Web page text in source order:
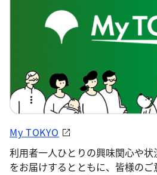
My TOKYO
利用者一人ひとりの興味関心や
をお届けするとともに、皆様の